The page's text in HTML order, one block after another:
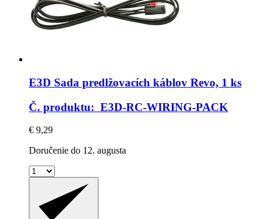
E3D Sada predlžovacích káblov Revo, 1 ks
Č. produktu: E3D-RC-WIRING-PACK
€ 9,29
Doručenie do 12. augusta